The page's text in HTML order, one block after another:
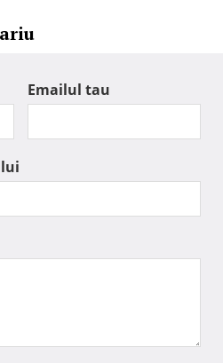
Emailul tau